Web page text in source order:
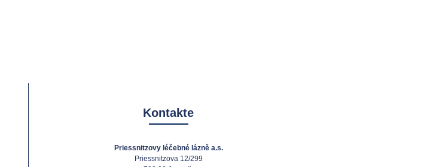
Kontakte
Priessnitzovy léčebné lázně a.s.
Priessnitzova 12/299